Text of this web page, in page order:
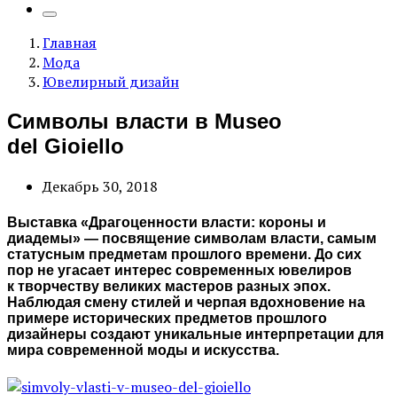
Главная
Мода
Ювелирный дизайн
Символы власти в Museo
del Gioiello
Декабрь 30, 2018
Выставка «Драгоценности власти: короны и
диадемы» — посвящение символам власти, самым
статусным предметам прошлого времени. До сих
пор не угасает интерес современных ювелиров
к творчеству великих мастеров разных эпох.
Наблюдая смену стилей и черпая вдохновение на
примере исторических предметов прошлого
дизайнеры создают уникальные интерпретации для
мира современной моды и искусства.